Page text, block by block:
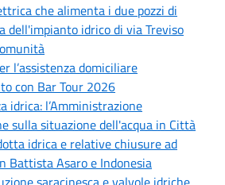
che alimenta i due pozzi di
dell'impianto idrico di via Treviso
l’assistenza domiciliare
con Bar Tour 2026
idrica: l’Amministrazione
sulla situazione dell'acqua in Città
idrica e relative chiusure ad
Battista Asaro e Indonesia